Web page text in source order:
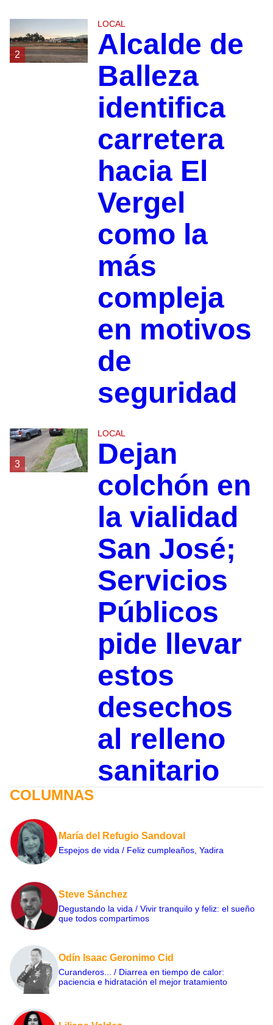
2
LOCAL
Alcalde de
Balleza
identifica
carretera
hacia El
Vergel
como la
más
compleja
en motivos
de
seguridad
3
LOCAL
Dejan
colchón en
la vialidad
San José;
Servicios
Públicos
pide llevar
estos
desechos
al relleno
sanitario
COLUMNAS
María del Refugio Sandoval
Espejos de vida / Feliz cumpleaños, Yadira
Steve Sánchez
Degustando la vida / Vivir tranquilo y feliz: el sueño
que todos compartimos
Odín Isaac Geronimo Cid
Curanderos... / Diarrea en tiempo de calor:
paciencia e hidratación el mejor tratamiento